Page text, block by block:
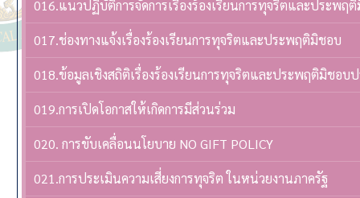
016.แนวปฏิบัติการจัดการเรื่องร้องเรียนการทุจริตและประพฤ
017.ช่องทางแจ้งเรื่องร้องเรียนการทุจริตและประพฤติมิชอบ
018.ข้อมูลเชิงสถิติเรื่องร้องเรียนการทุจริตและประพฤติมิชอบ
019.การเปิดโอกาสให้เกิดการมีส่วนร่วม
020. การขับเคลื่อนนโยบาย NO GIFT POLICY
021.การประเมินความเสี่ยงการทุจริต ในหน่วยงานภาครัฐ